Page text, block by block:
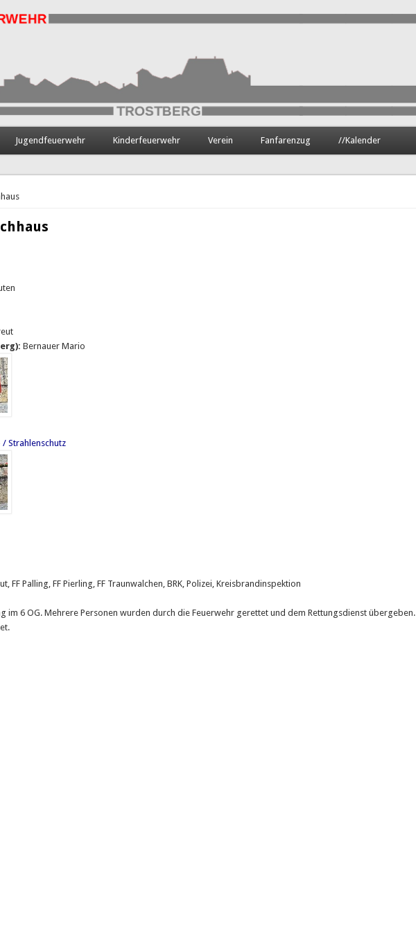
Jugendfeuerwehr Kinderfeuerwehr Verein Fanfarenzug //Kalender
Bernauer Mario
Strahlenschutz
FF Palling, FF Pierling, FF Traunwalchen, BRK, Polizei, Kreisbrandinspektion
im 6 OG. Mehrere Personen wurden durch die Feuerwehr gerettet und dem Rettungsdienst übergeben.